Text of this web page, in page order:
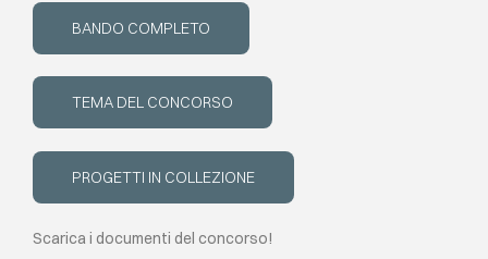
BANDO COMPLETO
TEMA DEL CONCORSO
PROGETTI IN COLLEZIONE
Scarica i documenti del concorso!